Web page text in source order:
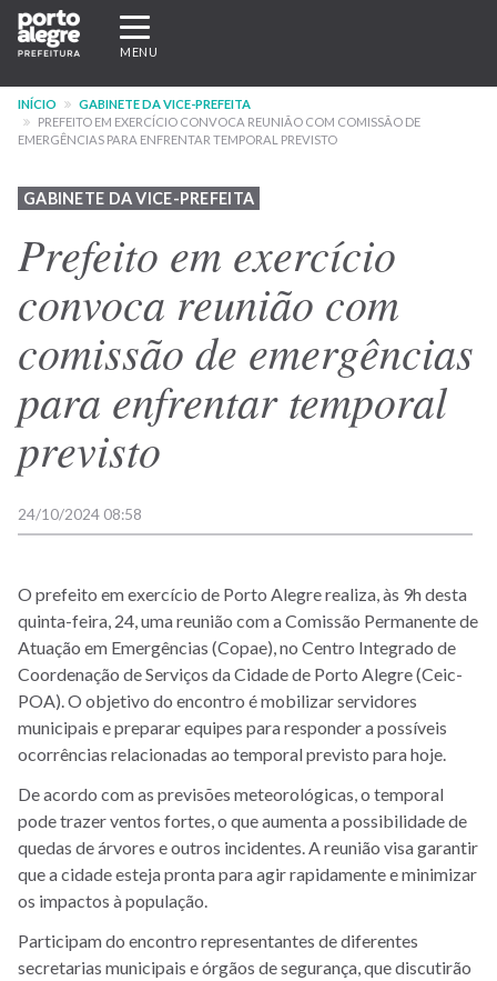
Pular
para
conteúdo
principal
Expandir/recolher
navegação
MENU
INÍCIO
GABINETE DA VICE-PREFEITA
PREFEITO EM EXERCÍCIO CONVOCA REUNIÃO COM COMISSÃO DE
EMERGÊNCIAS PARA ENFRENTAR TEMPORAL PREVISTO
GABINETE DA VICE-PREFEITA
Prefeito em exercício
convoca reunião com
comissão de emergências
para enfrentar temporal
previsto
24/10/2024 08:58
O prefeito em exercício de Porto Alegre realiza, às 9h desta
quinta-feira, 24, uma reunião com a Comissão Permanente de
Atuação em Emergências (Copae), no Centro Integrado de
Coordenação de Serviços da Cidade de Porto Alegre (Ceic-
POA). O objetivo do encontro é mobilizar servidores
municipais e preparar equipes para responder a possíveis
ocorrências relacionadas ao temporal previsto para hoje.
De acordo com as previsões meteorológicas, o temporal
pode trazer ventos fortes, o que aumenta a possibilidade de
quedas de árvores e outros incidentes. A reunião visa garantir
que a cidade esteja pronta para agir rapidamente e minimizar
os impactos à população.
Participam do encontro representantes de diferentes
secretarias municipais e órgãos de segurança, que discutirão